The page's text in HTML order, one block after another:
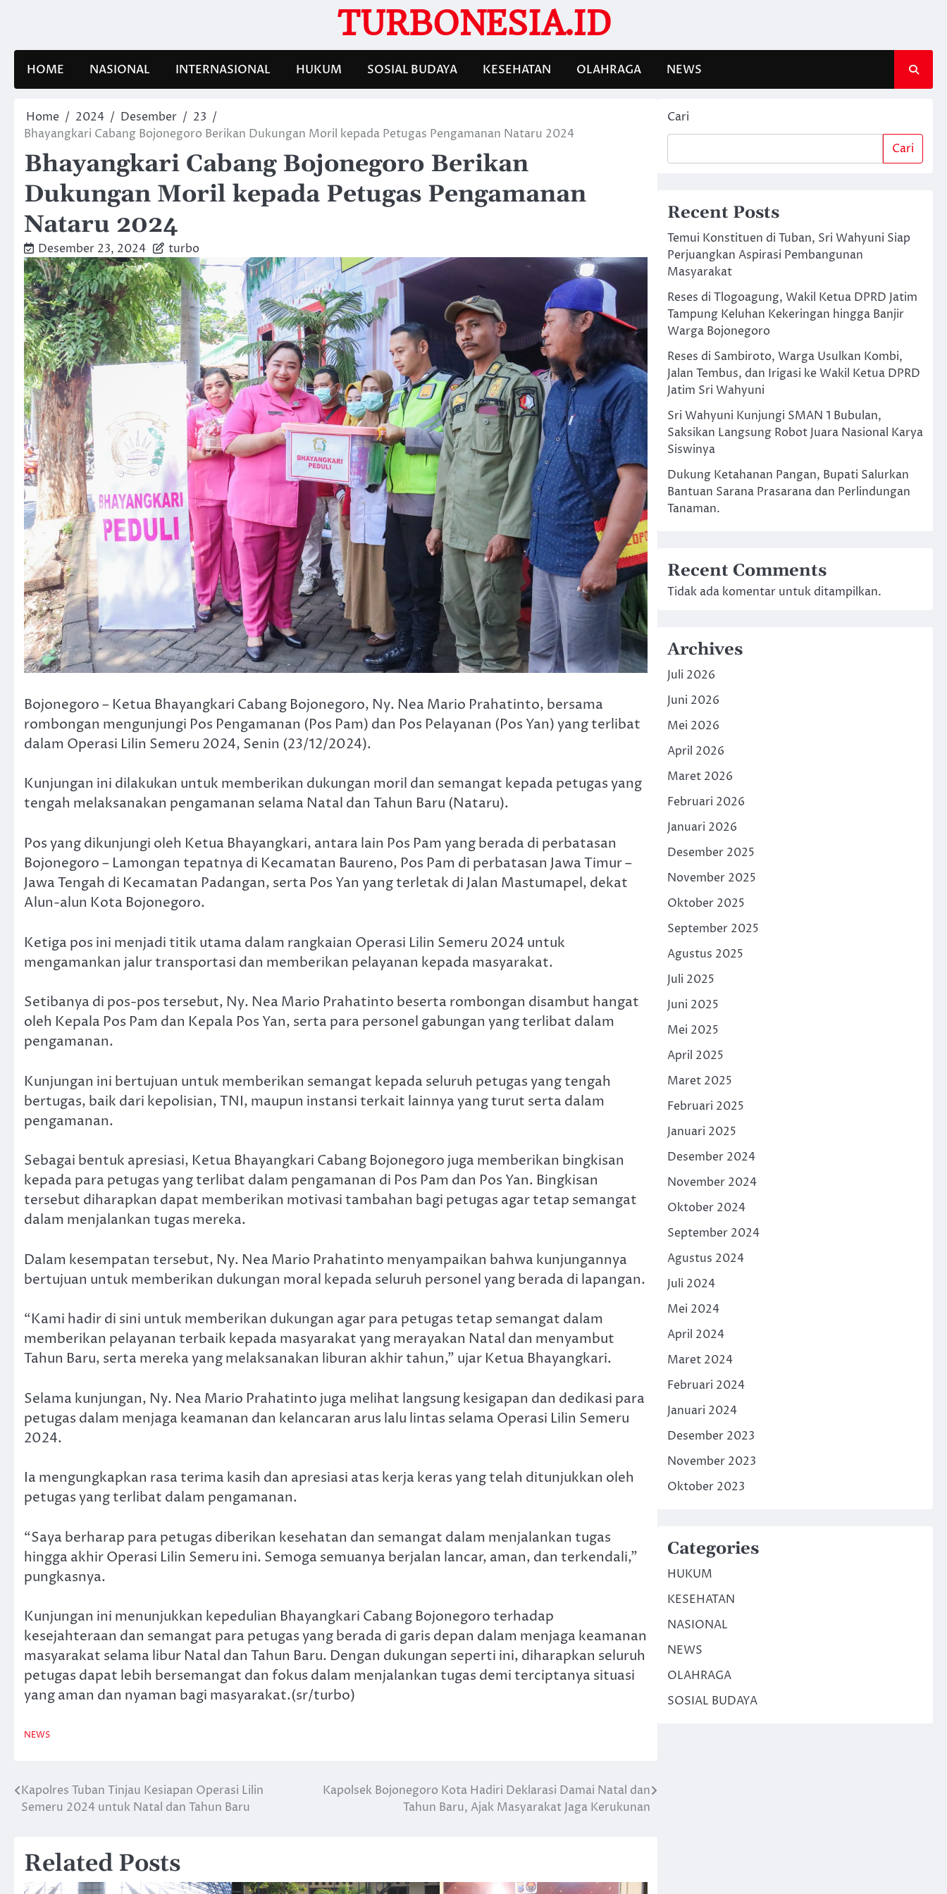
TURBONESIA.ID
HOME NASIONAL INTERNASIONAL HUKUM SOSIAL BUDAYA KESEHATAN OLAHRAGA NEWS
Home 2024 Desember
23
Bhayangkari Cabang Bojonegoro Berikan Dukungan Moril kepada Petugas Pengamanan Nataru 2024
Bhayangkari Cabang Bojonegoro Berikan
Dukungan Moril kepada Petugas Pengamanan
Nataru 2024
Desember 23, 2024 turbo
Bojonegoro – Ketua Bhayangkari Cabang Bojonegoro, Ny. Nea Mario Prahatinto, bersama
rombongan mengunjungi Pos Pengamanan (Pos Pam) dan Pos Pelayanan (Pos Yan) yang terlibat
dalam Operasi Lilin Semeru 2024, Senin (23/12/2024).
Kunjungan ini dilakukan untuk memberikan dukungan moril dan semangat kepada petugas yang
tengah melaksanakan pengamanan selama Natal dan Tahun Baru (Nataru).
Pos yang dikunjungi oleh Ketua Bhayangkari, antara lain Pos Pam yang berada di perbatasan
Bojonegoro – Lamongan tepatnya di Kecamatan Baureno, Pos Pam di perbatasan Jawa Timur –
Jawa Tengah di Kecamatan Padangan, serta Pos Yan yang terletak di Jalan Mastumapel, dekat
Alun-alun Kota Bojonegoro.
Ketiga pos ini menjadi titik utama dalam rangkaian Operasi Lilin Semeru 2024 untuk
mengamankan jalur transportasi dan memberikan pelayanan kepada masyarakat.
Setibanya di pos-pos tersebut, Ny. Nea Mario Prahatinto beserta rombongan disambut hangat
oleh Kepala Pos Pam dan Kepala Pos Yan, serta para personel gabungan yang terlibat dalam
pengamanan.
Kunjungan ini bertujuan untuk memberikan semangat kepada seluruh petugas yang tengah
bertugas, baik dari kepolisian, TNI, maupun instansi terkait lainnya yang turut serta dalam
pengamanan.
Sebagai bentuk apresiasi, Ketua Bhayangkari Cabang Bojonegoro juga memberikan bingkisan
kepada para petugas yang terlibat dalam pengamanan di Pos Pam dan Pos Yan. Bingkisan
tersebut diharapkan dapat memberikan motivasi tambahan bagi petugas agar tetap semangat
dalam menjalankan tugas mereka.
Dalam kesempatan tersebut, Ny. Nea Mario Prahatinto menyampaikan bahwa kunjungannya
bertujuan untuk memberikan dukungan moral kepada seluruh personel yang berada di lapangan.
“Kami hadir di sini untuk memberikan dukungan agar para petugas tetap semangat dalam
memberikan pelayanan terbaik kepada masyarakat yang merayakan Natal dan menyambut
Tahun Baru, serta mereka yang melaksanakan liburan akhir tahun,” ujar Ketua Bhayangkari.
Selama kunjungan, Ny. Nea Mario Prahatinto juga melihat langsung kesigapan dan dedikasi para
petugas dalam menjaga keamanan dan kelancaran arus lalu lintas selama Operasi Lilin Semeru
2024.
Ia mengungkapkan rasa terima kasih dan apresiasi atas kerja keras yang telah ditunjukkan oleh
petugas yang terlibat dalam pengamanan.
“Saya berharap para petugas diberikan kesehatan dan semangat dalam menjalankan tugas
hingga akhir Operasi Lilin Semeru ini. Semoga semuanya berjalan lancar, aman, dan terkendali,”
pungkasnya.
Kunjungan ini menunjukkan kepedulian Bhayangkari Cabang Bojonegoro terhadap
kesejahteraan dan semangat para petugas yang berada di garis depan dalam menjaga keamanan
masyarakat selama libur Natal dan Tahun Baru. Dengan dukungan seperti ini, diharapkan seluruh
petugas dapat lebih bersemangat dan fokus dalam menjalankan tugas demi terciptanya situasi
yang aman dan nyaman bagi masyarakat.(sr/turbo)
NEWS
Navigasi
Kapolres Tuban Tinjau Kesiapan Operasi Lilin
Semeru 2024 untuk Natal dan Tahun Baru
Kapolsek Bojonegoro Kota Hadiri Deklarasi Damai Natal dan
Tahun Baru, Ajak Masyarakat Jaga Kerukunan
Related Posts
Cari
Cari
Recent Posts
Temui Konstituen di Tuban, Sri Wahyuni Siap
Perjuangkan Aspirasi Pembangunan
Masyarakat
Reses di Tlogoagung, Wakil Ketua DPRD Jatim
Tampung Keluhan Kekeringan hingga Banjir
Warga Bojonegoro
Reses di Sambiroto, Warga Usulkan Kombi,
Jalan Tembus, dan Irigasi ke Wakil Ketua DPRD
Jatim Sri Wahyuni
Sri Wahyuni Kunjungi SMAN 1 Bubulan,
Saksikan Langsung Robot Juara Nasional Karya
Siswinya
Dukung Ketahanan Pangan, Bupati Salurkan
Bantuan Sarana Prasarana dan Perlindungan
Tanaman.
Recent Comments
Tidak ada komentar untuk ditampilkan.
Archives
Juli 2026
Juni 2026
Mei 2026
April 2026
Maret 2026
Februari 2026
Januari 2026
Desember 2025
November 2025
Oktober 2025
September 2025
Agustus 2025
Juli 2025
Juni 2025
Mei 2025
April 2025
Maret 2025
Februari 2025
Januari 2025
Desember 2024
November 2024
Oktober 2024
September 2024
Agustus 2024
Juli 2024
Mei 2024
April 2024
Maret 2024
Februari 2024
Januari 2024
Desember 2023
November 2023
Oktober 2023
Categories
HUKUM
KESEHATAN
NASIONAL
NEWS
OLAHRAGA
SOSIAL BUDAYA